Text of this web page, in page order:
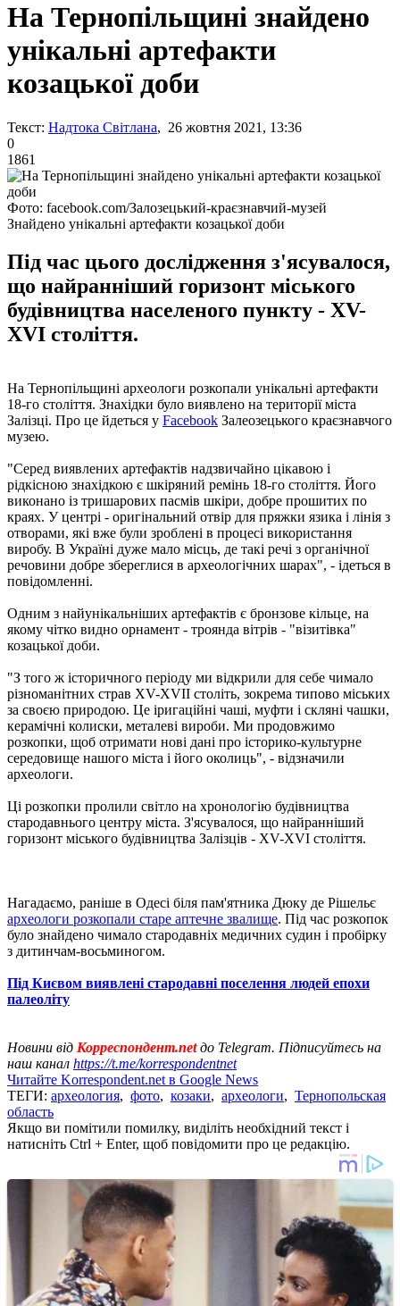
На Тернопільщині знайдено
унікальні артефакти
козацької доби
Текст: Надтока Світлана, 26 жовтня 2021, 13:36
0
1861
Фото: facebook.com/Залозецький-краєзнавчий-музей
Знайдено унікальні артефакти козацької доби
Під час цього дослідження з'ясувалося,
що найранніший горизонт міського
будівництва населеного пункту - XV-
XVI століття.
На Тернопільщині археологи розкопали унікальні артефакти
18-го століття. Знахідки було виявлено на території міста
Залізці. Про це йдеться у Facebook Залеозецького краєзнавчого
музею.
"Серед виявлених артефактів надзвичайно цікавою і
рідкісною знахідкою є шкіряний ремінь 18-го століття. Його
виконано із тришарових пасмів шкіри, добре прошитих по
краях. У центрі - оригінальний отвір для пряжки язика і лінія з
отворами, які вже були зроблені в процесі використання
виробу. В Україні дуже мало місць, де такі речі з органічної
речовини добре збереглися в археологічних шарах", - ідеться в
повідомленні.
Одним з найунікальніших артефактів є бронзове кільце, на
якому чітко видно орнамент - троянда вітрів - "візитівка"
козацької доби.
"З того ж історичного періоду ми відкрили для себе чимало
різноманітних страв XV-XVII століть, зокрема типово міських
за своєю природою. Це іригаційні чаші, муфти і скляні чашки,
керамічні колиски, металеві вироби. Ми продовжимо
розкопки, щоб отримати нові дані про історико-культурне
середовище нашого міста і його околиць", - відзначили
археологи.
Ці розкопки пролили світло на хронологію будівництва
стародавнього центру міста. З'ясувалося, що найранніший
горизонт міського будівництва Залізців - XV-XVI століття.
Нагадаємо, раніше в Одесі біля пам'ятника Дюку де Рішельє
археологи розкопали старе аптечне звалище. Під час розкопок
було знайдено чимало стародавніх медичних судин і пробірку
з дитинчам-восьминогом.
Під Києвом виявлені стародавні поселення людей епохи
палеоліту
Новини від Корреспондент.netдо Telegram. Підписуйтесь на
наш канал https://t.me/korrespondentnet
Читайте Korrespondent.net в Google News
ТЕГИ: археология, фото, козаки, археологи, Тернопольская
область
Якщо ви помітили помилку, виділіть необхідний текст і
натисніть Ctrl + Enter, щоб повідомити про це редакцію.